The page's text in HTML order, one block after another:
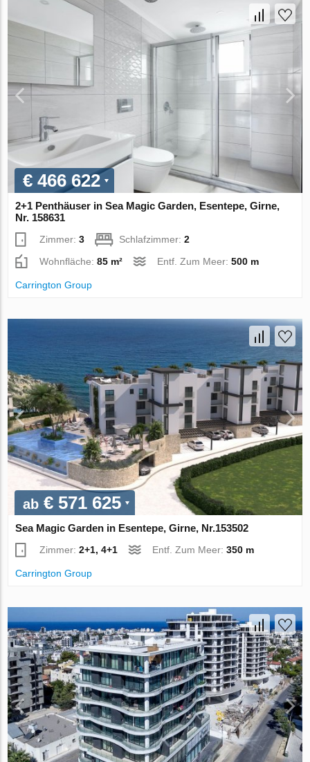
€ 466 622
2+1 Penthäuser in Sea Magic Garden, Esentepe, Girne,
Nr. 158631
Zimmer:3 Schlafzimmer:2
Wohnfläche:85 m² Entf. Zum Meer:500 m
Carrington Group
ab € 571 625
Sea Magic Garden in Esentepe, Girne, Nr.153502
Zimmer:2+1, 4+1 Entf. Zum Meer:350 m
Carrington Group